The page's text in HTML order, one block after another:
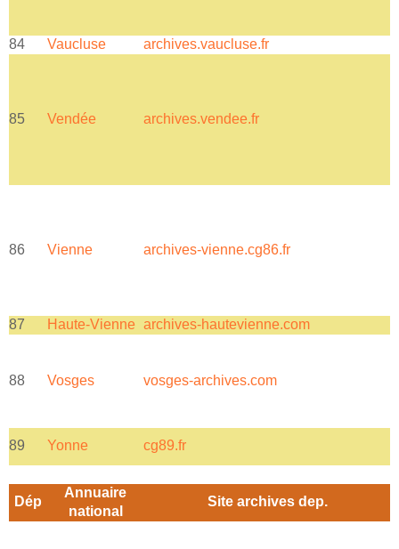
84 Vaucluse archives.vaucluse.fr
85 Vendée archives.vendee.fr
86 Vienne archives-vienne.cg86.fr
87 Haute-Vienne archives-hautevienne.com
88 Vosges vosges-archives.com
89 Yonne cg89.fr
Dép
Annuaire
national
Site archives dep.